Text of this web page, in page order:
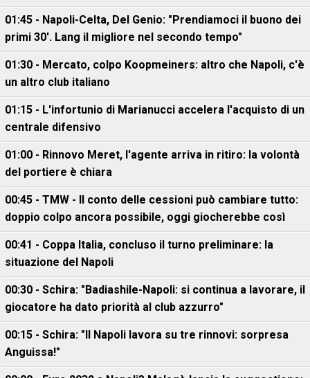
01:45 - Napoli-Celta, Del Genio: "Prendiamoci il buono dei
primi 30'. Lang il migliore nel secondo tempo"
01:30 - Mercato, colpo Koopmeiners: altro che Napoli, c'è
un altro club italiano
01:15 - L'infortunio di Marianucci accelera l'acquisto di un
centrale difensivo
01:00 - Rinnovo Meret, l'agente arriva in ritiro: la volontà
del portiere è chiara
00:45 - TMW - Il conto delle cessioni può cambiare tutto:
doppio colpo ancora possibile, oggi giocherebbe così
00:41 - Coppa Italia, concluso il turno preliminare: la
situazione del Napoli
00:30 - Schira: "Badiashile-Napoli: si continua a lavorare, il
giocatore ha dato priorità al club azzurro"
00:15 - Schira: "Il Napoli lavora su tre rinnovi: sorpresa
Anguissa!"